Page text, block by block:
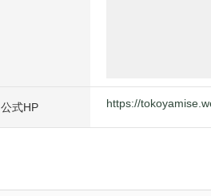
公式HP https://